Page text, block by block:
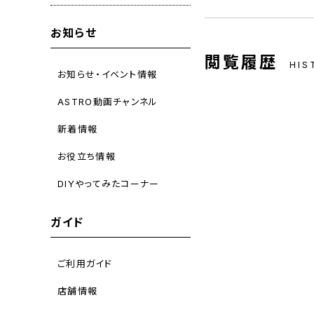
お知らせ
お知らせ・イベント情報
ASTRO動画チャンネル
新着情報
お役立ち情報
DIYやってみたコーナー
ガイド
ご利用ガイド
店舗情報
閲覧履歴